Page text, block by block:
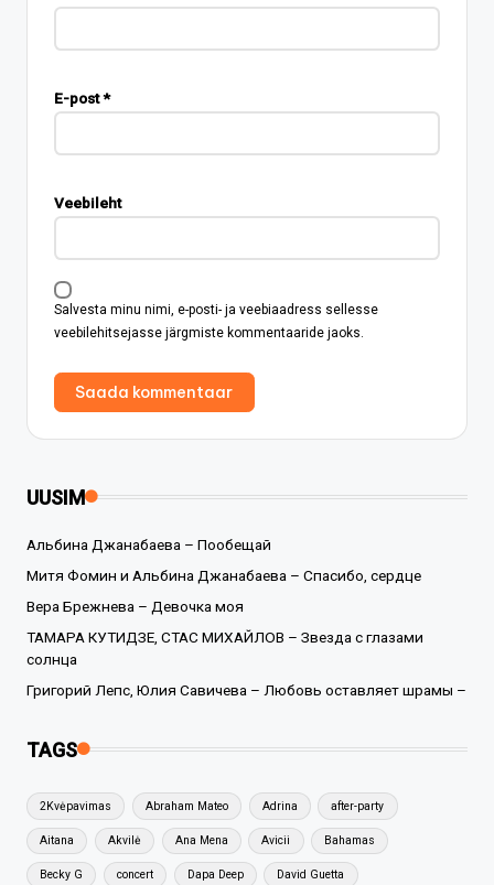
E-post*
Veebileht
Salvesta minu nimi, e-posti- ja veebiaadress sellesse
veebilehitsejasse järgmiste kommentaaride jaoks.
UUSIM
Альбина Джанабаева – Пообещай
Митя Фомин и Альбина Джанабаева – Спасибо, сердце
Вера Брежнева – Девочка моя
ТАМАРА КУТИДЗЕ, СТАС МИХАЙЛОВ – Звезда с глазами
солнца
Григорий Лепс, Юлия Савичева – Любовь оставляет шрамы –
TAGS
2Kvėpavimas Abraham Mateo Adrina after-party
Aitana Akvilė Ana Mena Avicii Bahamas
Becky G concert Dapa Deep David Guetta